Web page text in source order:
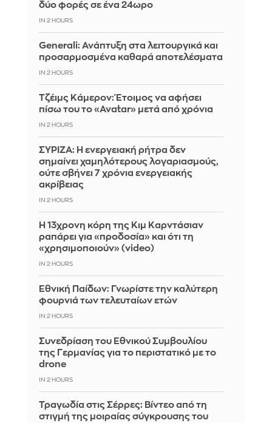
δύο φορές σε ένα 24ωρο
IN 2 HOURS
Generali: Ανάπτυξη στα λειτουργικά και
προσαρμοσμένα καθαρά αποτελέσματα
IN 2 HOURS
Τζέιμς Κάμερον: Έτοιμος να αφήσει
πίσω του το «Avatar» μετά από χρόνια
IN 2 HOURS
ΣΥΡΙΖΑ: Η ενεργειακή ρήτρα δεν
σημαίνει χαμηλότερους λογαριασμούς,
ούτε σβήνει 7 χρόνια ενεργειακής
ακρίβειας
IN 2 HOURS
Η 13χρονη κόρη της Κιμ Καρντάσιαν
ραπάρει για «προδοσία» και ότι τη
«χρησιμοποιούν» (video)
IN 2 HOURS
Εθνική Παίδων: Γνωρίστε την καλύτερη
φουρνιά των τελευταίων ετών
IN 2 HOURS
Συνεδρίαση του Εθνικού Συμβουλίου
της Γερμανίας για το περιστατικό με το
drone
IN 2 HOURS
Τραγωδία στις Σέρρες: Βίντεο από τη
στιγμή της μοιραίας σύγκρουσης του